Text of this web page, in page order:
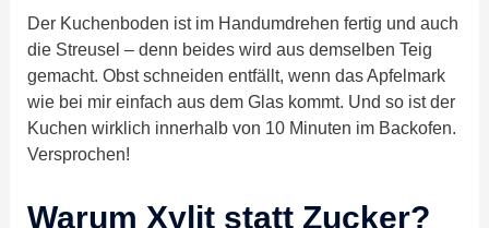
Der Kuchenboden ist im Handumdrehen fertig und auch
die Streusel – denn beides wird aus demselben Teig
gemacht. Obst schneiden entfällt, wenn das Apfelmark
wie bei mir einfach aus dem Glas kommt. Und so ist der
Kuchen wirklich innerhalb von 10 Minuten im Backofen.
Versprochen!
Warum Xylit statt Zucker?